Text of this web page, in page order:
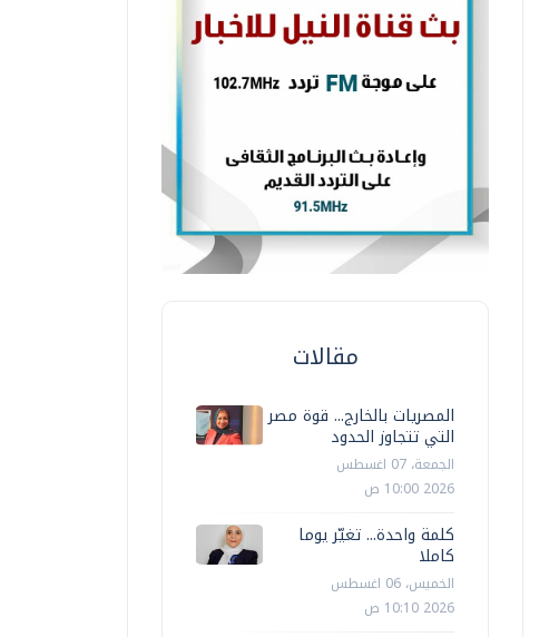
مقالات
المصريات بالخارج... قوة مصر
التي تتجاوز الحدود
الجمعة، 07 اغسطس
2026 10:00 ص
كلمة واحدة... تغيّر يوما
كاملا
الخميس، 06 اغسطس
2026 10:10 ص